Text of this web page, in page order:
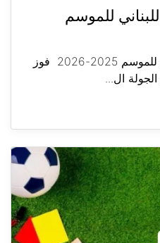
للموسم
الأنصار بطلًا للدوري اللبناني للموسم 2025-2026 فوز